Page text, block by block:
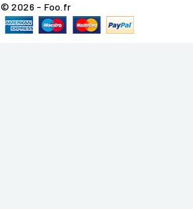
© 2026 - Foo.fr